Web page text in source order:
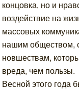
концовка, но и
воздействие на
массовых
нашим обществом,
новшествам,
вреда, чем пользы.
Весной этого года